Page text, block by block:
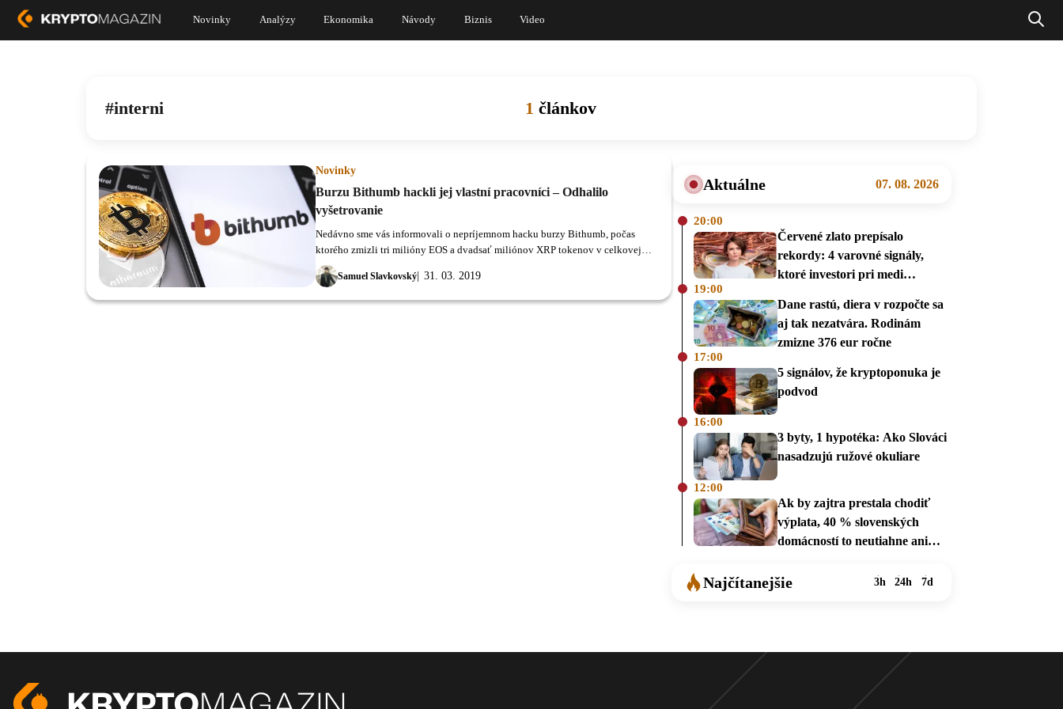
Novinky Analýzy Ekonomika Návody Biznis Video
interni 1 článkov
Novinky
Burzu Bithumb hackli jej vlastní pracovníci – Odhalilo
vyšetrovanie
Samuel Slavkovský 31. 03. 2019
Nedávno sme vás informovali o nepríjemnom hacku burzy Bithumb, počas
ktorého zmizli tri milióny EOS a dvadsať miliónov XRP tokenov v celkovej
hodnote cca osemnásť miliónov dolárov.
Aktuálne 07. 08. 2026
20:00
Červené zlato prepísalo
rekordy: 4 varovné signály,
ktoré investori pri medi
19:00
Dane rastú, diera v rozpočte sa
aj tak nezatvára. Rodinám
zmizne 376 eur ročne
17:00
5 signálov, že kryptoponuka je
podvod
16:00
3 byty, 1 hypotéka: Ako Slováci
nasadzujú ružové okuliare
12:00
Ak by zajtra prestala chodiť
výplata, 40 % slovenských
domácností to neutiahne ani
Najčítanejšie 3h 24h 7d